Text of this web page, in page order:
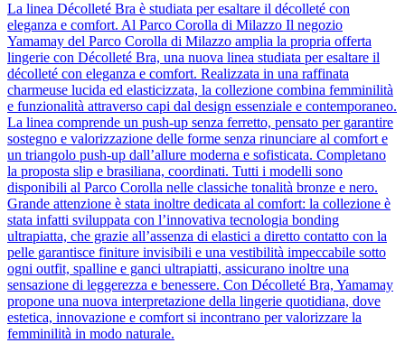
La linea Décolleté Bra è studiata per esaltare il décolleté con
eleganza e comfort. Al Parco Corolla di Milazzo Il negozio
Yamamay del Parco Corolla di Milazzo amplia la propria offerta
lingerie con Décolleté Bra, una nuova linea studiata per esaltare il
décolleté con eleganza e comfort. Realizzata in una raffinata
charmeuse lucida ed elasticizzata, la collezione combina femminilità
e funzionalità attraverso capi dal design essenziale e contemporaneo.
La linea comprende un push-up senza ferretto, pensato per garantire
sostegno e valorizzazione delle forme senza rinunciare al comfort e
un triangolo push-up dall’allure moderna e sofisticata. Completano
la proposta slip e brasiliana, coordinati. Tutti i modelli sono
disponibili al Parco Corolla nelle classiche tonalità bronze e nero.
Grande attenzione è stata inoltre dedicata al comfort: la collezione è
stata infatti sviluppata con l’innovativa tecnologia bonding
ultrapiatta, che grazie all’assenza di elastici a diretto contatto con la
pelle garantisce finiture invisibili e una vestibilità impeccabile sotto
ogni outfit, spalline e ganci ultrapiatti, assicurano inoltre una
sensazione di leggerezza e benessere. Con Décolleté Bra, Yamamay
propone una nuova interpretazione della lingerie quotidiana, dove
estetica, innovazione e comfort si incontrano per valorizzare la
femminilità in modo naturale.